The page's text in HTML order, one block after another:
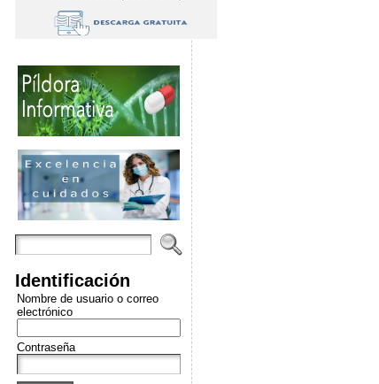
Identificación
Nombre de usuario o correo
electrónico
Contraseña